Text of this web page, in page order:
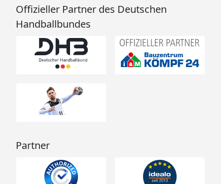
Offizieller Partner des Deutschen
Handballbundes
Partner